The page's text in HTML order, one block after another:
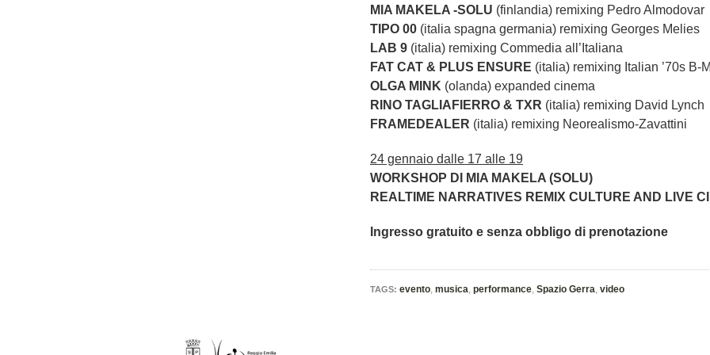
MIA MAKELA -SOLU (finlandia) remixing Pedro Almodovar
TIPO 00 (italia spagna germania) remixing Georges Melies
LAB 9 (italia) remixing Commedia all’Italiana
FAT CAT & PLUS ENSURE (italia) remixing Italian ’70s B-
OLGA MINK (olanda) expanded cinema
RINO TAGLIAFIERRO & TXR (italia) remixing David Lynch
FRAMEDEALER (italia) remixing Neorealismo-Zavattini
24 gennaio dalle 17 alle 19
WORKSHOP DI MIA MAKELA (SOLU)
REALTIME NARRATIVES REMIX CULTURE AND LIVE
Ingresso gratuito e senza obbligo di prenotazione
TAGS: evento, musica, performance, Spazio Gerra, video